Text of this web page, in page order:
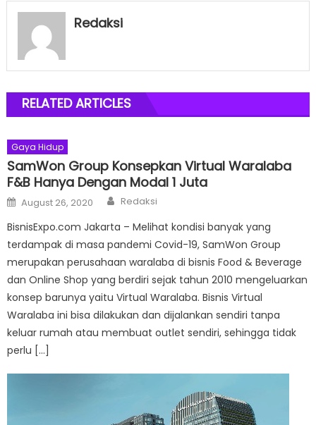
Redaksi
RELATED ARTICLES
Gaya Hidup
SamWon Group Konsepkan Virtual Waralaba
F&B Hanya Dengan Modal 1 Juta
Posted
on
August 26, 2020 Author
Redaksi
BisnisExpo.com Jakarta – Melihat kondisi banyak yang
terdampak di masa pandemi Covid-19, SamWon Group
merupakan perusahaan waralaba di bisnis Food & Beverage
dan Online Shop yang berdiri sejak tahun 2010 mengeluarkan
konsep barunya yaitu Virtual Waralaba. Bisnis Virtual
Waralaba ini bisa dilakukan dan dijalankan sendiri tanpa
keluar rumah atau membuat outlet sendiri, sehingga tidak
perlu […]